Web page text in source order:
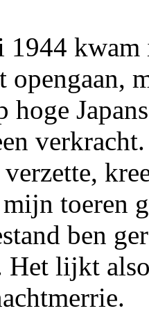
1944
opengaan,
hoge
toeren
ben
Het lijkt